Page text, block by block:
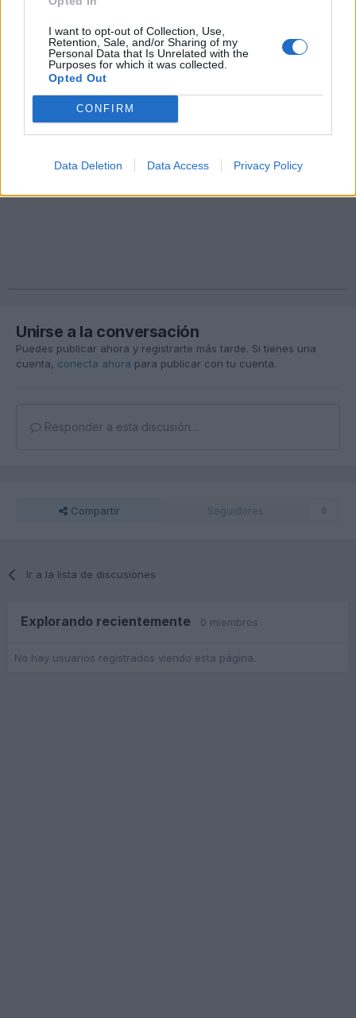
I want to opt-out of Collection, Use,
Retention, Sale, and/or Sharing of my
Personal Data that Is Unrelated with the
Purposes for which it was collected.
Opted Out
CONFIRM
Data Deletion Data Access Privacy Policy
Unirse a la conversación
Puedes publicar ahora y registrarte más tarde. Si tienes una
cuenta, conecta ahora para publicar con tu cuenta.
Responder a esta discusión...
Compartir Seguidores 0
Ir a la lista de discusiones
Explorando recientemente 0 miembros
No hay usuarios registrados viendo esta página.